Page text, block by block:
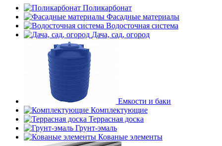
Поликарбонат
Фасадные материалы
Водосточная система
Дача, сад, огород
Емкости и баки
Комплектующие
Террасная доска
Грунт-эмаль
Кованые элементы